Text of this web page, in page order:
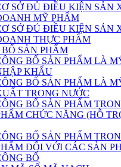
SỞ ĐỦ ĐIỀU KIỆN SẢN
MỸ PHẨM
SỞ ĐỦ ĐIỀU KIỆN SẢN
THỰC PHẨM
BỐ SẢN PHẨM
BỐ SẢN PHẨM LÀ
KHẨU
BỐ SẢN PHẨM LÀ
TRONG NƯỚC
BỐ SẢN PHẨM
CHỨC NĂNG (HỖ
BỐ SẢN PHẨM
ĐỐI VỚI CÁC SẢN
BỐ